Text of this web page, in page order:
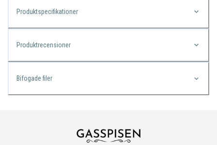
Produktspecifikationer
Produktrecensioner
Bifogade filer